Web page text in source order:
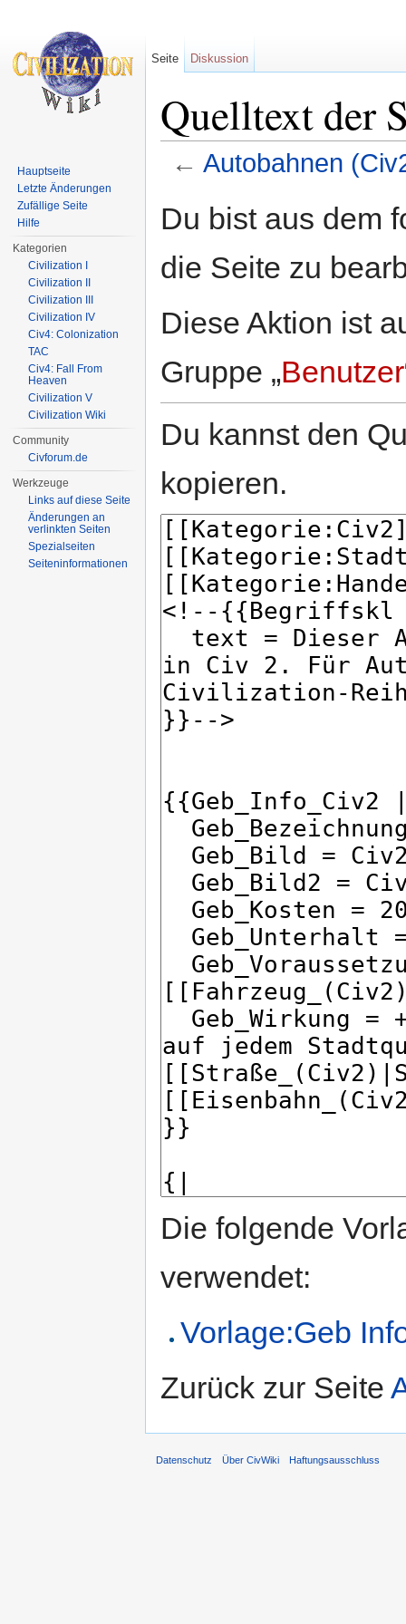
Quelltext der
← Autobahnen
Du bist aus dem
die Seite zu
Diese Aktion ist
Gruppe „Benutzer
Du kannst den
kopieren.
Die folgende
verwendet:
Vorlage:Geb
Zurück zur Seite
Seite Diskussion
Hauptseite
Letzte Änderungen
Zufällige Seite
Hilfe
Kategorien
Civilization I
Civilization II
Civilization III
Civilization IV
Civ4: Colonization
TAC
Civ4: Fall From
Heaven
Civilization V
Civilization Wiki
Community
Civforum.de
Werkzeuge
Links auf diese Seite
Änderungen an
verlinkten Seiten
Spezialseiten
Seiten­informationen
Datenschutz Über CivWiki Haftungsausschluss